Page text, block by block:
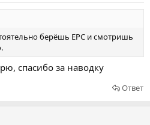
берёшь EPC и смотришь
спасибо за наводку
Ответ